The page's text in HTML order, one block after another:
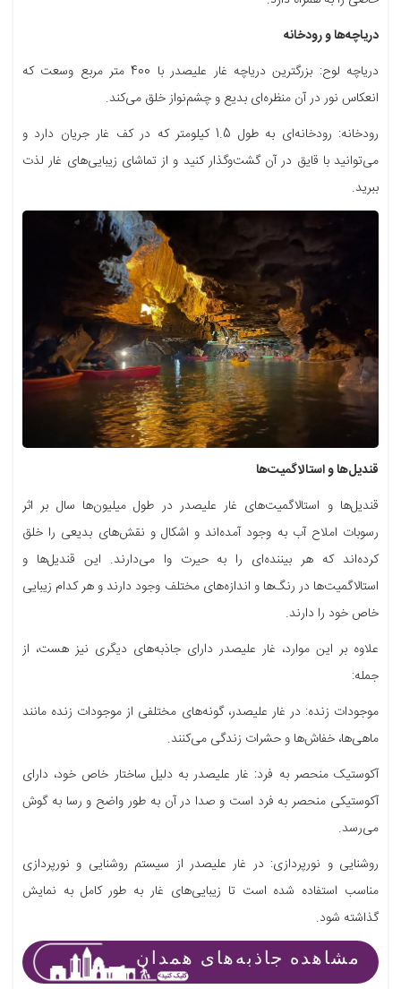
دریاچه‌ها و رودخانه
دریاچه لوح: بزرگترین دریاچه غار علیصدر با 400 متر مربع وسعت که
انعکاس نور در آن منظره‌ای بدیع و چشم‌نواز خلق می‌کند.
رودخانه: رودخانه‌ای به طول 1.5 کیلومتر که در کف غار جریان دارد و
می‌توانید با قایق در آن گشت‌وگذار کنید و از تماشای زیبایی‌های غار لذت
ببرید.
قندیل‌ها و استالاگمیت‌ها
قندیل‌ها و استالاگمیت‌های غار علیصدر در طول میلیون‌ها سال بر اثر
رسوبات املاح آب به وجود آمده‌اند و اشکال و نقش‌های بدیعی را خلق
کرده‌اند که هر بیننده‌ای را به حیرت وا می‌دارند. این قندیل‌ها و
استالاگمیت‌ها در رنگ‌ها و اندازه‌های مختلف وجود دارند و هر کدام زیبایی
خاص خود را دارند.
علاوه بر این موارد، غار علیصدر دارای جاذبه‌های دیگری نیز هست، از
جمله:
موجودات زنده: در غار علیصدر، گونه‌های مختلفی از موجودات زنده مانند
ماهی‌ها، خفاش‌ها و حشرات زندگی می‌کنند.
آکوستیک منحصر به فرد: غار علیصدر به دلیل ساختار خاص خود، دارای
آکوستیکی منحصر به فرد است و صدا در آن به طور واضح و رسا به گوش
می‌رسد.
روشنایی و نورپردازی: در غار علیصدر از سیستم روشنایی و نورپردازی
مناسب استفاده شده است تا زیبایی‌های غار به طور کامل به نمایش
گذاشته شود.
مشاهده جاذبه‌های همدان